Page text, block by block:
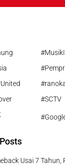
#SCTV
Usai 7 Tahun,